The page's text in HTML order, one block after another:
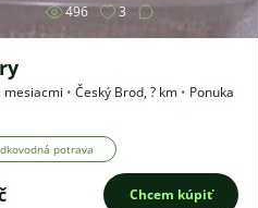
496 3
mesiacmi • Český Brod,? km • Ponuka
potrava
Chcem kúpiť